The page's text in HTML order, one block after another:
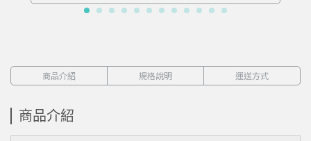
商品介紹 規格說明 運送方式
商品介紹